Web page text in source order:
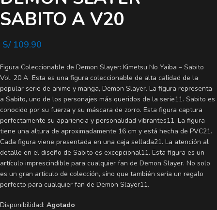
SABITO A V20
S/109.90
Figura Coleccionable de Demon Slayer: Kimetsu No Yaiba – Sabito
Vol. 20 A Esta es una figura coleccionable de alta calidad de la
popular serie de anime y manga, Demon Slayer. La figura representa
a Sabito, uno de los personajes más queridos de la serie11. Sabito es
conocido por su fuerza y su máscara de zorro. Esta figura captura
perfectamente su apariencia y personalidad vibrantes11. La figura
tiene una altura de aproximadamente 16 cm y está hecha de PVC21.
Cada figura viene presentada en una caja sellada21. La atención al
detalle en el diseño de Sabito es excepcional11. Esta figura es un
artículo imprescindible para cualquier fan de Demon Slayer. No solo
es un gran artículo de colección, sino que también sería un regalo
perfecto para cualquier fan de Demon Slayer11.
Disponibilidad: Agotado